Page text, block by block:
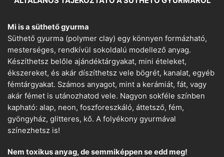
Mi is a süthető gyurma
Süthető gyurma (polymer clay) egy könnyen formázható,
mesterséges, rendkívül sokoldalú modellező anyag.
Készíthetsz belőle ajándéktárgyakat, mini ételeket,
ékszereket, és akár díszíthetsz vele bögrét, kanalat, egyéb
fémtárgyakat. Számos anyagot, mint a kerámiát, fát, vagy
akár fémet is utánozhatod vele. Nagyon sokféle színben
kapható: alap, neon, foszforeszkáló, áttetsző, fém,
gyöngyház, glitteres, kő. A folyékony gyurmával
színezhetsz is!
Nem toxikus anyag, de semmiképpen se edd meg!